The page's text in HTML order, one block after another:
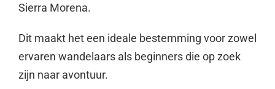
Sierra Morena.
Dit maakt het een ideale bestemming voor zowel
ervaren wandelaars als beginners die op zoek
zijn naar avontuur.